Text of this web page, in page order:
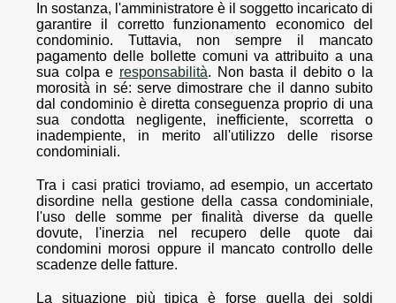
In sostanza, l'amministratore è il soggetto incaricato di
garantire il corretto funzionamento economico del
condominio. Tuttavia, non sempre il mancato
pagamento delle bollette comuni va attribuito a una
sua colpa e responsabilità. Non basta il debito o la
morosità in sé: serve dimostrare che il danno subito
dal condominio è diretta conseguenza proprio di una
sua condotta negligente, inefficiente, scorretta o
inadempiente, in merito all'utilizzo delle risorse
condominiali.
Tra i casi pratici troviamo, ad esempio, un accertato
disordine nella gestione della cassa condominiale,
l'uso delle somme per finalità diverse da quelle
dovute, l'inerzia nel recupero delle quote dai
condomini morosi oppure il mancato controllo delle
scadenze delle fatture.
La situazione più tipica è forse quella dei soldi